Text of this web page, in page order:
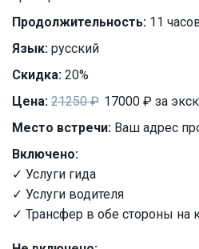
Продолжительность: 11
Язык: русский
Скидка: 20%
Цена: 21250 ₽ 17000 ₽ за
Место встречи: Ваш адрес
Включено:
✓ Услуги гида
✓ Услуги водителя
✓ Трансфер в обе стороны на